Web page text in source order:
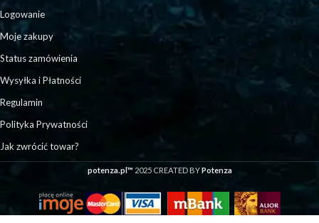
Logowanie
Moje zakupy
Status zamówienia
Wysyłka i Płatności
Regulamin
Polityka Prywatności
Jak zwrócić towar?
potenza.pl™ 2025 CREATED BYPotenza